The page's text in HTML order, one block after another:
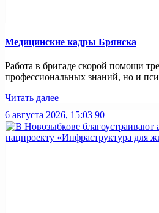
Медицинские кадры Брянска
Работа в бригаде скорой помощи
профессиональных знаний, но и
Читать далее
6 августа 2026, 15:03 90